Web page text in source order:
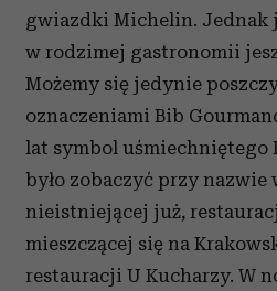
gwiazdki Michelin. Jednak
w rodzimej gastronomii
Możemy się jedynie
oznaczeniami Bib
lat symbol uśmiechniętego
było zobaczyć przy nazwie
nieistniejącej już,
mieszczącej się na
restauracji U Kucharzy. W